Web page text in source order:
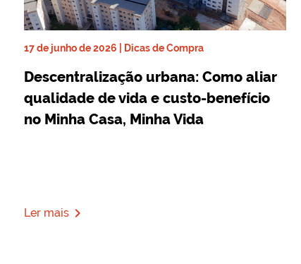
17 de junho de 2026 | Dicas de Compra
Descentralização urbana: Como aliar
qualidade de vida e custo-benefício
no Minha Casa, Minha Vida
Ler mais navigate_next